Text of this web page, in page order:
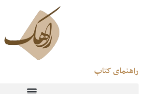
راهنمای کتاب